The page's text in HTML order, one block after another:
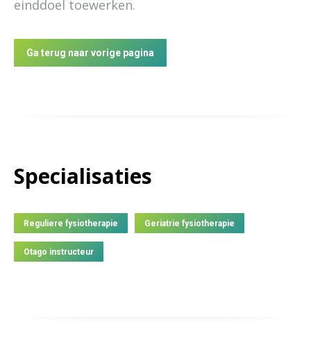
einddoel toewerken.
Ga terug naar vorige pagina
Specialisaties
Reguliere fysiotherapie Geriatrie fysiotherapie
Otago instructeur